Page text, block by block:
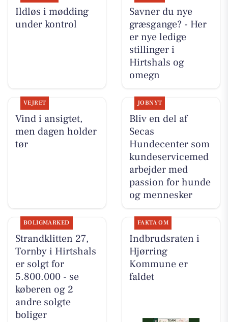
Ildløs i mødding
under kontrol
Savner du nye
græsgange? - Her
er nye ledige
stillinger i
Hirtshals og
omegn
VEJRET
Vind i ansigtet,
men dagen holder
tør
JOBNYT
Bliv en del af
Secas
Hundecenter som
kundeservicemed
arbejder med
passion for hunde
og mennesker
BOLIGMARKED
Strandklitten 27,
Tornby i Hirtshals
er solgt for
5.800.000 - se
køberen og 2
andre solgte
boliger
FAKTA OM
Indbrudsraten i
Hjørring
Kommune er
faldet